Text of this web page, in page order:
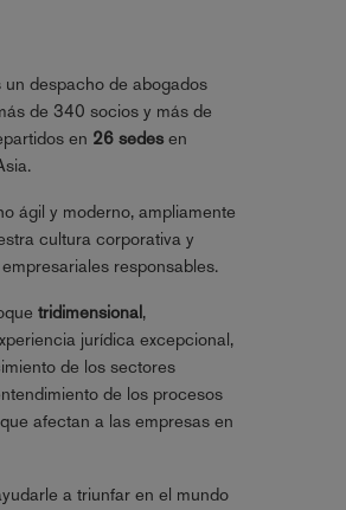
despacho de abogados
de 340 socios y más de
en 26 sedesen
ágil y moderno, ampliamente
cultura corporativa y
responsables.
tridimensional,
jurídica excepcional,
de los sectores
de los procesos
afectan a las empresas en
a triunfar en el mundo